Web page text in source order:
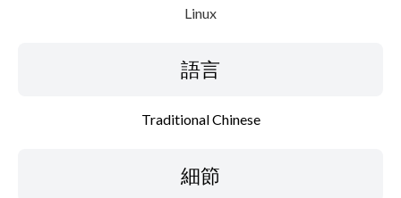
Linux
語言
Traditional Chinese
細節